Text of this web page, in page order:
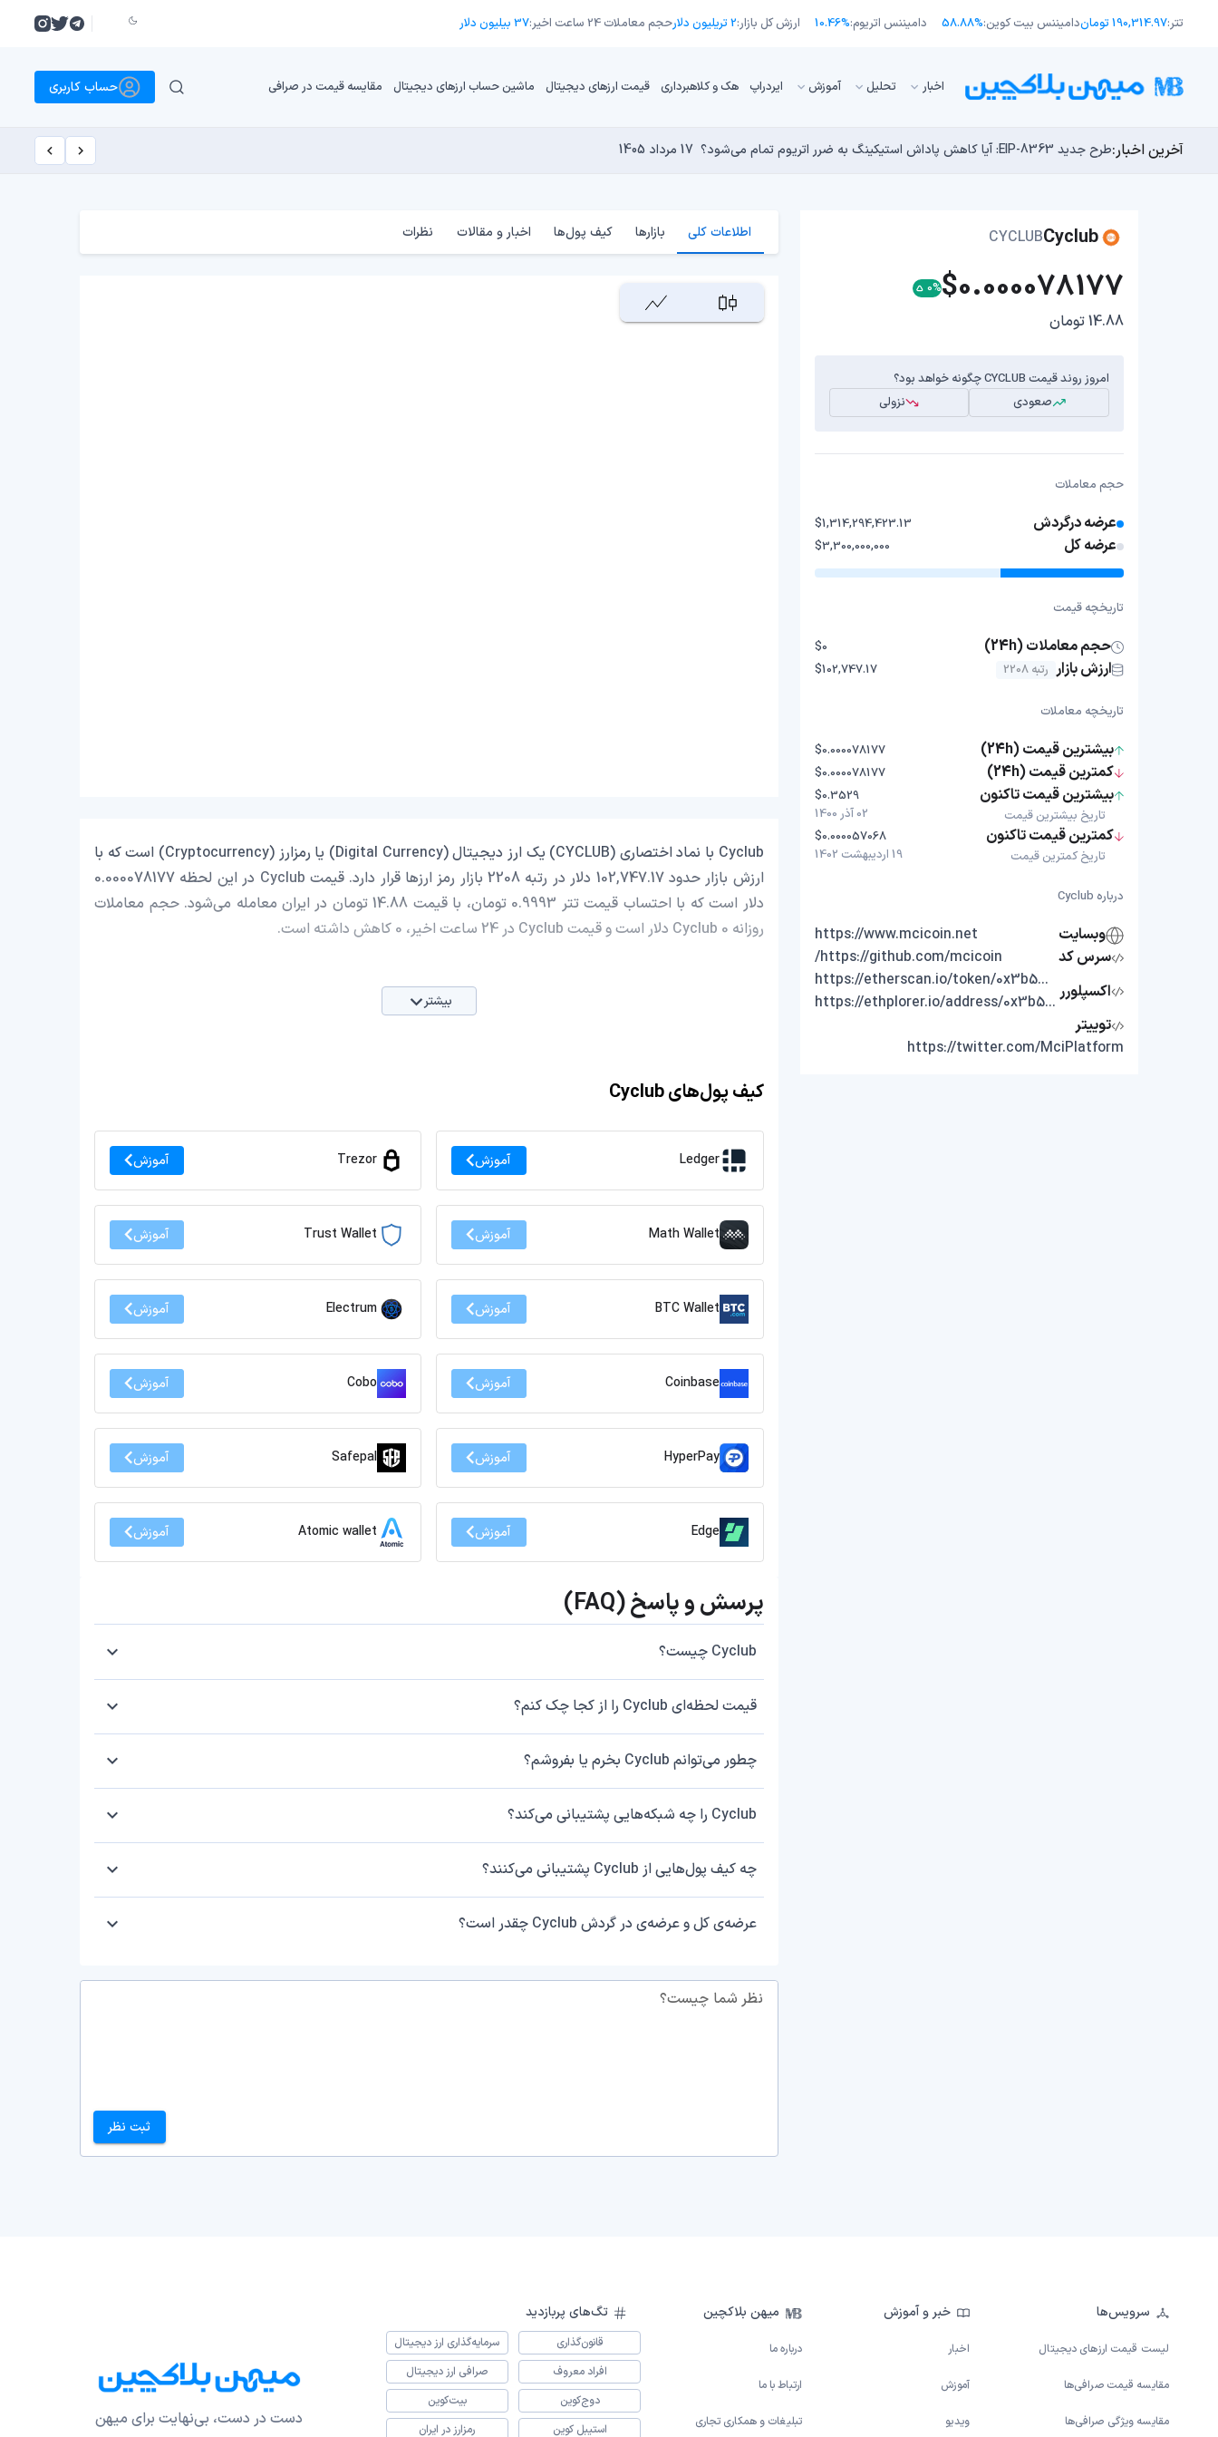
تتر:190,314.97 تومان دامیننس بیت کوین:58.88% دامیننس اتریوم:10.46% ارزش کل بازار:2 تریلیون دلار حجم معاملات 24 ساعت اخیر: 37 بیلیون دلار
اﺧﺒﺎر تحلیل آموزش ایردراپ هک و کلاهبرداری قیمت ارزهای دیجیتال ماشین حساب ارزهای دیجیتال مقایسه قیمت در صرافی حساب کاربری
آخرین اخبار:طرح جدید EIP-8363: آیا کاهش پاداش استیکینگ به ضرر اتریوم تمام می‌شود؟ 17 مرداد 1405
چرا هوش مصنوعی اکنون در کوتاه‌مدت تهدیدی فوری‌تر از کامپیوترهای کوانتومی برای بیت‌کوین است؟
مایکل ترپین: متاسفم، بیت‌کوین به سمت ۴۳,۵۰۰ دلار در حال سقوط است 16 مرداد 1405 توسعه‌دهندگان بیت‌کوین ۸۵ باگ بحرانی را در یک وضعیت «فوق‌العاده بد» شناسایی کردند 15 مرداد 1405 اوج‌گیری طلا با تقاضای چین؛ چرا قیمت بیت کوین در ۶۴ هزار دلار درجا می‌زند؟ 15 مرداد 1405
Cyclub
CYCLUB
$0.000078177
0%
14.88 تومان
امروز روند قیمت CYCLUB چگونه خواهد بود؟
صعودی
نزولی
حجم معاملات
عرضه درگردش $1,314,294,423.13
عرضه کل $3,300,000,000
تاریخچه قیمت
حجم معاملات (24h) $0
ارزش بازار رتبه 2208 $102,747.17
تاریخچه معاملات
بیشترین قیمت (24h) $0.000078177
کمترین قیمت (24h) $0.000078177
بیشترین قیمت تاکنون
تاریخ بیشترین قیمت
$0.3529
02 آذر 1400
کمترین قیمت تاکنون
تاریخ کمترین قیمت
$0.000057068
19 اردیبهشت 1402
درباره Cyclub
وبسایت
https://www.mcicoin.net
سرس کد
https://github.com/mcicoin/
اکسپلورر
https://etherscan.io/token/0x3b58c52C03ca5Eb619EBa171091c86C34d603e5f
https://ethplorer.io/address/0x3b58c52C03ca5Eb619EBa171091c86C34d603e5f
توییتر
https://twitter.com/MciPlatform
اطلاعات کلی بازارها کیف پول‌ها اخبار و مقالات نظرات
Cyclub با نماد اختصاری (CYCLUB) یک ارز دیجیتال (Digital Currency) یا رمزارز (Cryptocurrency) است که با
ارزش بازار حدود 102,747.17 دلار در رتبه 2208 بازار رمز ارزها قرار دارد. قیمت Cyclub در این لحظه 0.000078177
دلار است که با احتساب قیمت تتر 0.9993 تومان، با قیمت 14.88 تومان در ایران معامله می‌شود. حجم معاملات
روزانه Cyclub 0 دلار است و قیمت Cyclub در 24 ساعت اخیر، 0 کاهش داشته است.
بیشتر
کیف پول‌های Cyclub
Ledger آموزش Trezor آموزش
Math Wallet آموزش Trust Wallet آموزش
BTC Wallet آموزش Electrum آموزش
Coinbase آموزش Cobo آموزش
HyperPay آموزش Safepal آموزش
Edge آموزش Atomic wallet آموزش
پرسش و پاسخ (FAQ)
Cyclub چیست؟
قیمت لحظه‌ای Cyclub را از کجا چک کنم؟
چطور می‌توانم Cyclub بخرم یا بفروشم؟
Cyclub را چه شبکه‌هایی پشتیبانی می‌کند؟
چه کیف پول‌هایی از Cyclub پشتیبانی می‌کنند؟
عرضه‌ی کل و عرضه‌ی در گردش Cyclub چقدر است؟
نظر شما چیست؟
ثبت نظر
سرویس‌ها
لیست قیمت ارزهای دیجیتال
مقایسه قیمت صرافی‌ها
مقایسه ویژگی صرافی‌ها
خبر و آموزش
اخبار
آموزش
ویدیو
میهن بلاکچین
درباره ما
ارتباط با ما
تبلیغات و همکاری تجاری
تگ‌های پربازدید
قانون‌گذاری
سرمایه‌گذاری ارز دیجیتال
افراد معروف
صرافی ارز دیجیتال
دوج‌کوین
بیت‌کوین
استیبل کوین
رمزارز در ایران دست در دست، بی‌نهایت برای میهن